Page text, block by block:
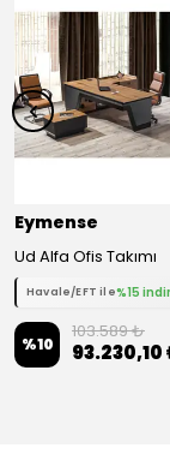
Eymense
Ud Alfa Ofis Takımı
Havale/EFT ile%15
%10
103.589 ₺
93.230,10